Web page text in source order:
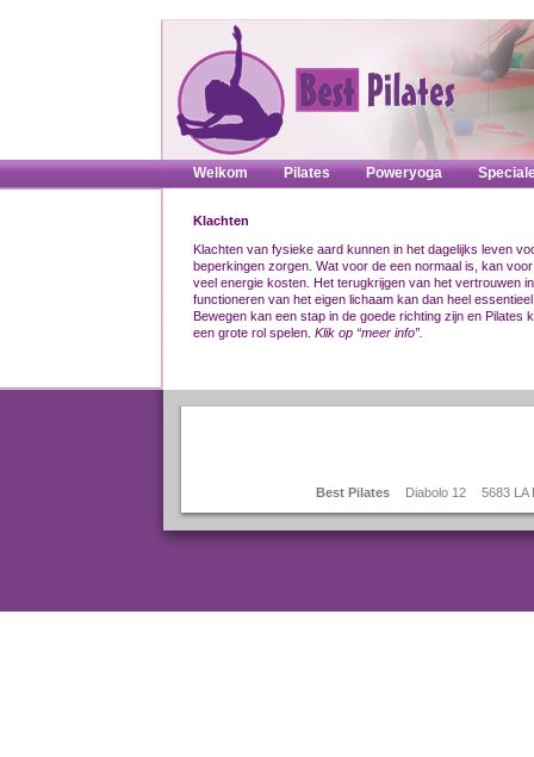
Welkom Pilates Poweryoga
Klachten
Klachten van fysieke aard kunnen in het dagelijks leven
beperkingen zorgen. Wat voor de een normaal is, kan
veel energie kosten. Het terugkrijgen van het vertrouwen
functioneren van het eigen lichaam kan dan heel
Bewegen kan een stap in de goede richting zijn en Pilates
een grote rol spelen. Klik op “meer info”.
Best Pilates Diabolo 12 5683 LA